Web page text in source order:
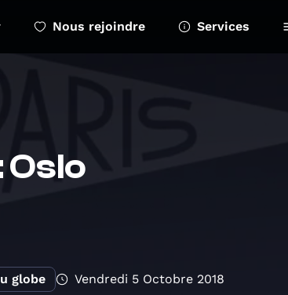
Nous rejoindre Services
globe Vendredi 5 Octobre 2018